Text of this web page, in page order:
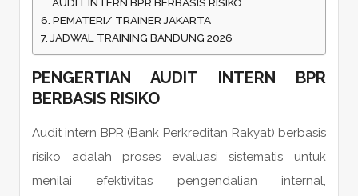
PEMATERI/ TRAINER JAKARTA
JADWAL TRAINING BANDUNG 2026
PENGERTIAN AUDIT INTERN BPR
BERBASIS RISIKO
Audit intern BPR (Bank Perkreditan Rakyat) berbasis
risiko adalah proses evaluasi sistematis untuk
menilai efektivitas pengendalian internal,